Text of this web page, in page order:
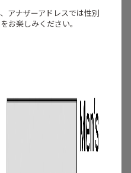
アナザーアドレスでは性別
お楽しみください。